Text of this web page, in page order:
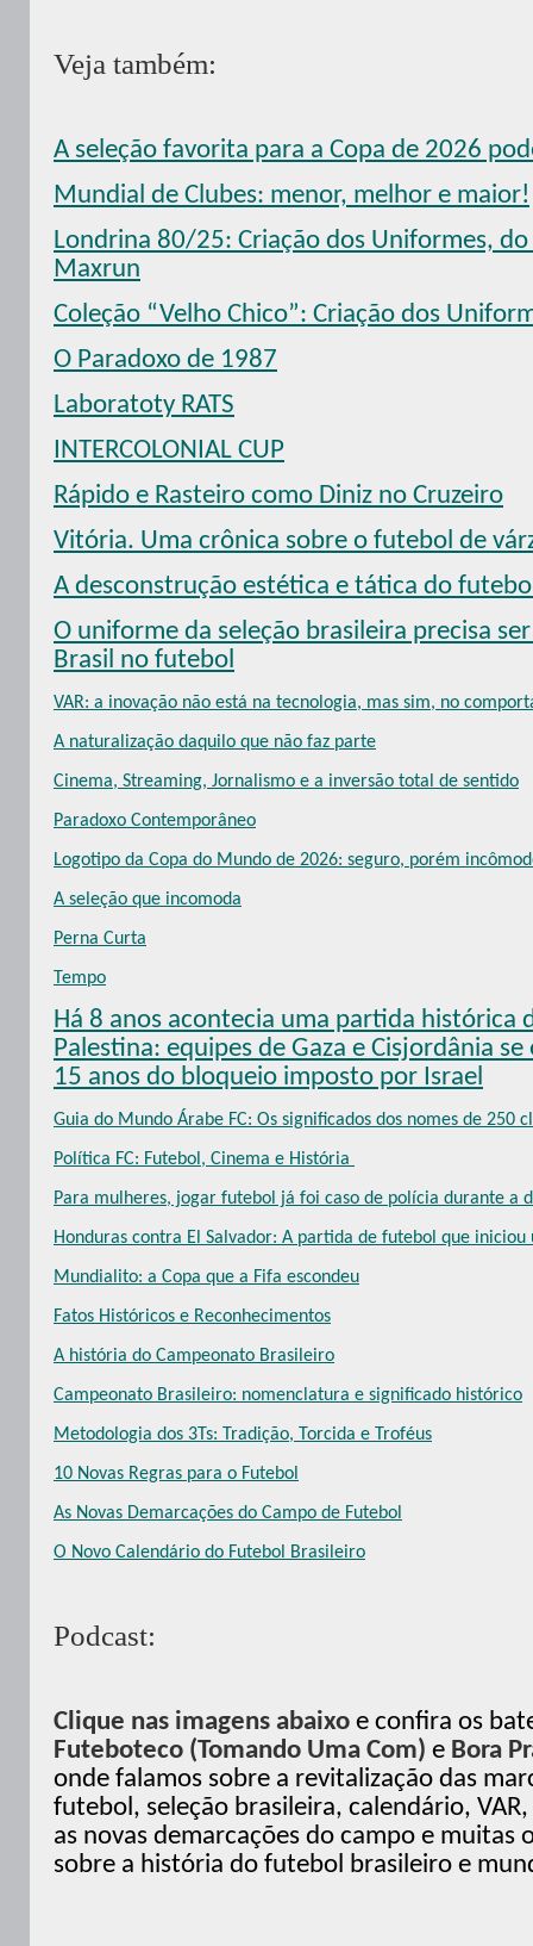
Veja também:
A seleção favorita para a Copa de 2026
Mundial de Clubes: menor, melhor e maior!
Londrina 80/25: Criação dos Uniformes,
Maxrun
Coleção “Velho Chico”: Criação dos
O Paradoxo de 1987
Laboratoty RATS
INTERCOLONIAL CUP
Rápido e Rasteiro como Diniz no Cruzeiro
Vitória. Uma crônica sobre o futebol de
A desconstrução estética e tática do
O uniforme da seleção brasileira precisa
Brasil no futebol
VAR: a inovação não está na tecnologia, mas sim, no
A naturalização daquilo que não faz parte
Cinema, Streaming, Jornalismo e a inversão total de sentido
Paradoxo Contemporâneo
Logotipo da Copa do Mundo de 2026: seguro, porém
A seleção que incomoda
Perna Curta
Tempo
Há 8 anos acontecia uma partida histórica
Palestina: equipes de Gaza e Cisjordânia
15 anos do bloqueio imposto por Israel
Guia do Mundo Árabe FC: Os significados dos nomes de 250
Política FC: Futebol, Cinema e História
Para mulheres, jogar futebol já foi caso de polícia durante a
Honduras contra El Salvador: A partida de futebol que iniciou
Mundialito: a Copa que a Fifa escondeu
Fatos Históricos e Reconhecimentos
A história do Campeonato Brasileiro
Campeonato Brasileiro: nomenclatura e significado histórico
Metodologia dos 3Ts: Tradição, Torcida e Troféus
10 Novas Regras para o Futebol
As Novas Demarcações do Campo de Futebol
O Novo Calendário do Futebol Brasileiro
Podcast:
Clique nas imagens abaixo e confira os
Futeboteco (Tomando Uma Com) e Bora
onde falamos sobre a revitalização das
futebol, seleção brasileira, calendário,
as novas demarcações do campo e muitas
sobre a história do futebol brasileiro e